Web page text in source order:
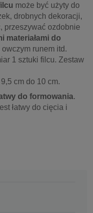
może być użyty do
drobnych dekoracji,
przeszywać ozdobnie
materiałami do
owczym runem itd.
1 sztuki filcu. Zestaw
cm do 10 cm.
do formowania.
łatwy do cięcia i